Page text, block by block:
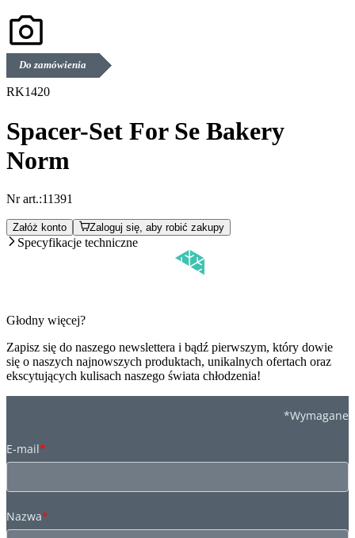
Do zamówienia
RK1420
Spacer-Set For Se Bakery
Norm
Nr art.:11391
Załóż konto Zaloguj się, aby robić zakupy
Specyfikacje techniczne
Głodny więcej?
Zapisz się do naszego newslettera i bądź pierwszym, który dowie
się o naszych najnowszych produktach, unikalnych ofertach oraz
ekscytujących kulisach naszego świata chłodzenia!
*Wymagane
E-mail*
Nazwa*